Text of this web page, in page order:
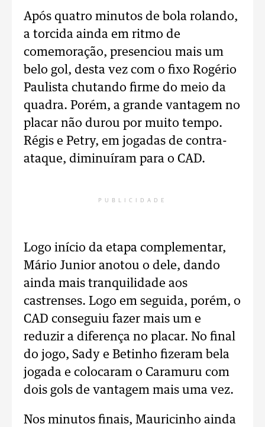
Após quatro minutos de bola rolando,
a torcida ainda em ritmo de
comemoração, presenciou mais um
belo gol, desta vez com o fixo Rogério
Paulista chutando firme do meio da
quadra. Porém, a grande vantagem no
placar não durou por muito tempo.
Régis e Petry, em jogadas de contra-
ataque, diminuíram para o CAD.
PUBLICIDADE
Logo início da etapa complementar,
Mário Junior anotou o dele, dando
ainda mais tranquilidade aos
castrenses. Logo em seguida, porém, o
CAD conseguiu fazer mais um e
reduzir a diferença no placar. No final
do jogo, Sady e Betinho fizeram bela
jogada e colocaram o Caramuru com
dois gols de vantagem mais uma vez.
Nos minutos finais, Mauricinho ainda